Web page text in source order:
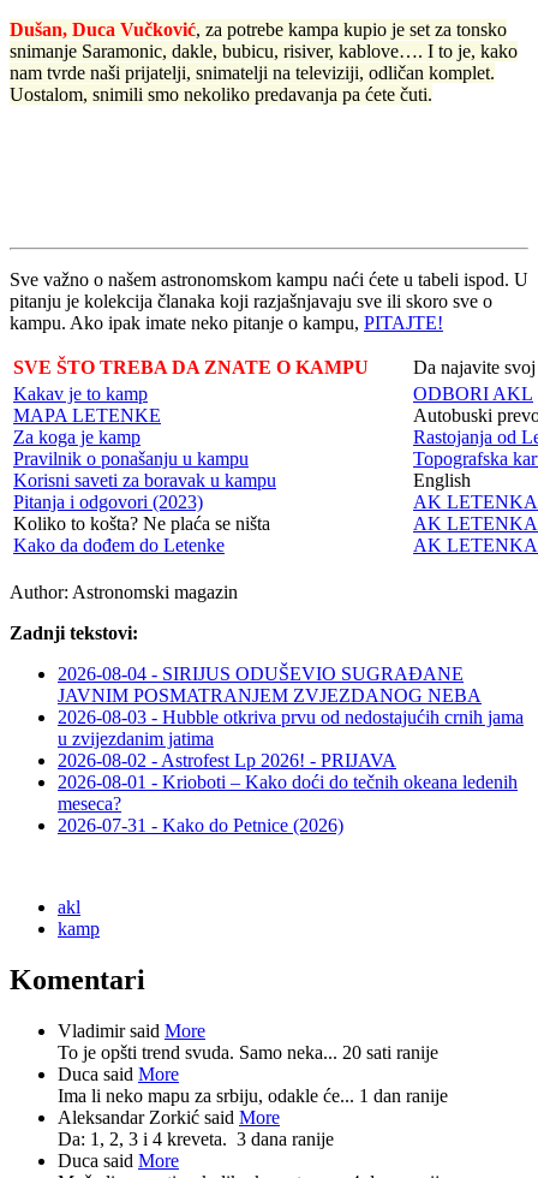
Dušan, Duca Vučković, za potrebe kampa kupio je set za tonsko
snimanje Saramonic, dakle, bubicu, risiver, kablove…. I to je, kako
nam tvrde naši prijatelji, snimatelji na televiziji, odličan komplet.
Uostalom, snimili smo nekoliko predavanja pa ćete čuti.
Sve važno o našem astronomskom kampu naći ćete u tabeli ispod. U
pitanju je kolekcija članaka koji razjašnjavaju sve ili skoro sve o
kampu. Ako ipak imate neko pitanje o kampu, PITAJTE!
SVE ŠTO TREBA DA ZNATE O KAMPU
Da najavite
Kakav je to kamp
MAPA LETENKE
Za koga je kamp
Pravilnik o ponašanju u kampu
Korisni saveti za boravak u kampu
Pitanja i odgovori (2023)
Koliko to košta? Ne plaća se ništa
Kako da dođem do Letenke
ODBORI AKL
Autobuski
Rastojanja od
Topografska
English
AK LETENKA
AK LETENKA
AK LETENKA
Author: Astronomski magazin
Zadnji tekstovi:
2026-08-04 - SIRIJUS ODUŠEVIO SUGRAĐANE
JAVNIM POSMATRANJEM ZVJEZDANOG NEBA
2026-08-03 - Hubble otkriva prvu od nedostajućih crnih jama
u zvijezdanim jatima
2026-08-02 - Astrofest Lp 2026! - PRIJAVA
2026-08-01 - Krioboti – Kako doći do tečnih okeana ledenih
meseca?
2026-07-31 - Kako do Petnice (2026)
akl
kamp
Komentari
Vladimir said More
To je opšti trend svuda. Samo neka... 20 sati ranije
Duca said More
Ima li neko mapu za srbiju, odakle će... 1 dan ranije
Aleksandar Zorkić said More
Da: 1, 2, 3 i 4 kreveta. 3 dana ranije
Duca said More